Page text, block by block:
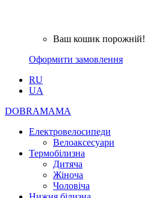
Ваш кошик порожній!
Оформити замовлення
RU
UA
DOBRAMAMA
Електровелосипеди
Велоаксесуари
Термобілизна
Дитяча
Жіноча
Чоловіча